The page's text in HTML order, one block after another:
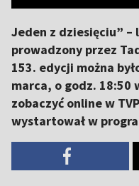
Jeden z dziesięciu”
prowadzony przez
153. edycji można
marca, o godz. 18:50
zobaczyć online w
wystartował w